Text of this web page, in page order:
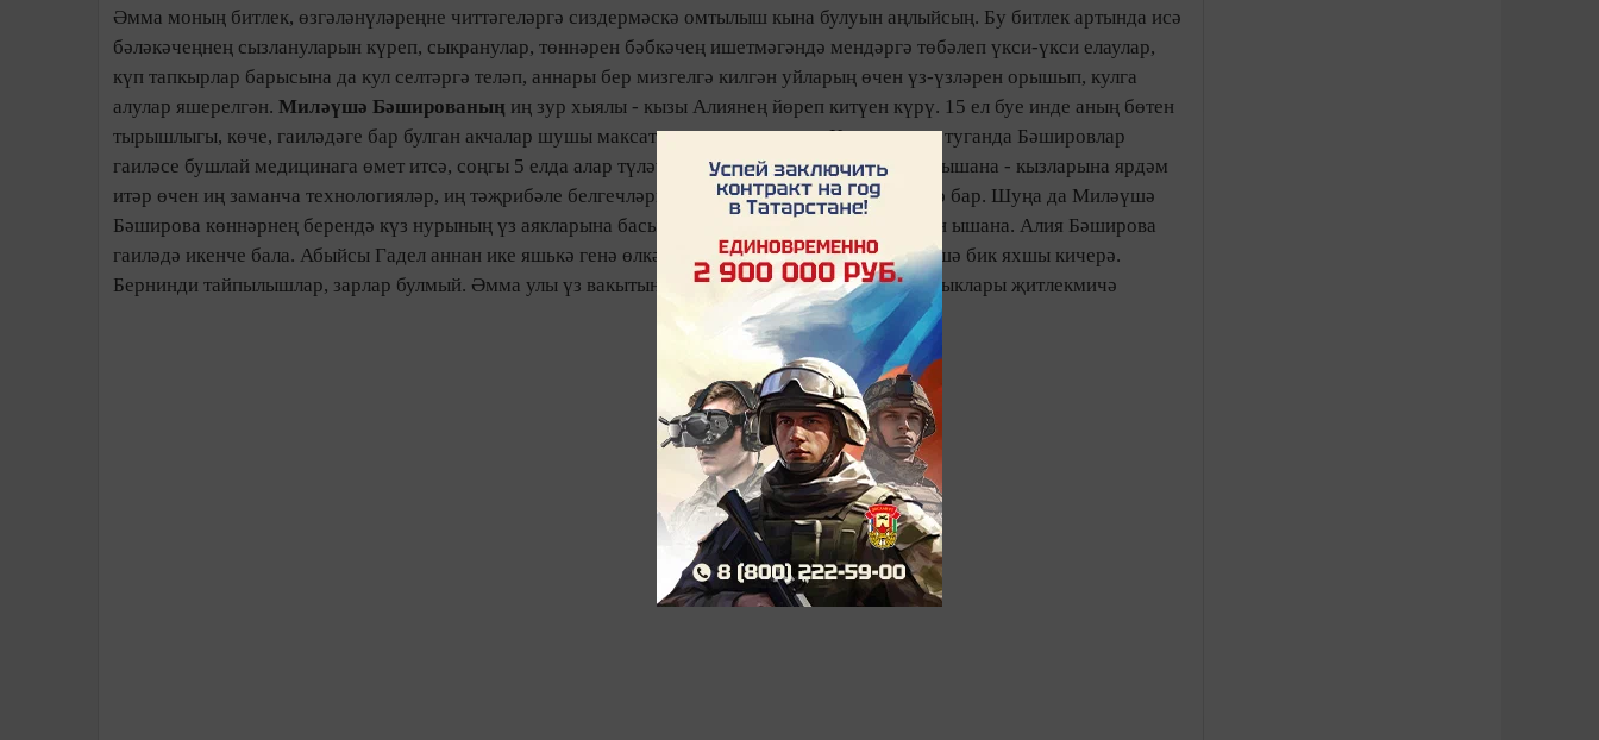
Әмма моның битлек, өзгәләнүләреңне читтәгеләргә сиздермәскә омтылыш кына булуын аңлыйсың. Бу битлек артында исә
бәләкәчеңнең сызлануларын күреп, сыкранулар, төннәрен бәбкәчең ишетмәгәндә мендәргә төбәлеп үкси-үкси елаулар,
күп тапкырлар барысына да кул селтәргә теләп, аннары бер мизгелгә килгән уйларың өчен үз-үзләрен орышып, кулга
алулар яшерелгән. Миләүшә Бәшированың иң зур хыялы - кызы Алиянең йөреп китүен күрү. 15 ел буе инде аның бөтен
тырышлыгы, көче, гаиләдәге бар булган акчалар шушы максатка ирешүгә тотыла. Кызчыклары туганда Бәшировлар
гаиләсе бушлай медицинага өмет итсә, соңгы 5 елда алар түләүле медицина мөмкинлекләренә ышана - кызларына ярдәм
итәр өчен иң заманча технологияләр, иң тәҗрибәле белгечләрне эзли алар. Яхшы нәтиҗәләр дә бар. Шуңа да Миләүшә
Бәширова көннәрнең берендә күз нурының үз аякларына басып йөреп китүенә чын күңеленнән ышана. Алия Бәширова
гаиләдә икенче бала. Абыйсы Гадел аннан ике яшькә генә өлкәнрәк. Ике йөклелекне дә Миләүшә бик яхшы кичерә.
Бернинди тайпылышлар, зарлар булмый. Әмма улы үз вакытында сау-сәламәт булып туса, кызчыклары җитлекмичә